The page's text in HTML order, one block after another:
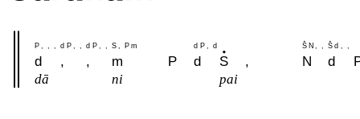
P , , , d P , , d P , , S , P m d P , d S N , , S d , ,
d , , m P d S , N d
dā ni pai